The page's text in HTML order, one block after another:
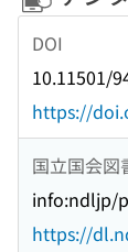
DOI
10.11501/
https://
国立国会図
info:ndljp/
https://